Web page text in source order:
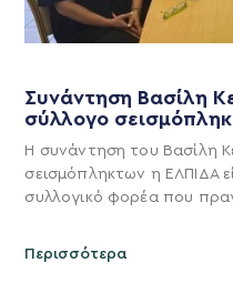
Συνάντηση Βασίλη
σύλλογο
Η συνάντηση του Βασίλη
σεισμόπληκτων η ΕΛΠΙΔΑ
συλλογικό φορέα που
Περισσότερα